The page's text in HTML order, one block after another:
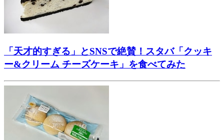
「天才的すぎる」とSNSで絶賛！スタバ「クッキ
ー&クリーム チーズケーキ」を食べてみた